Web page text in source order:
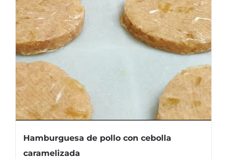
Hamburguesa de pollo con cebolla
caramelizada